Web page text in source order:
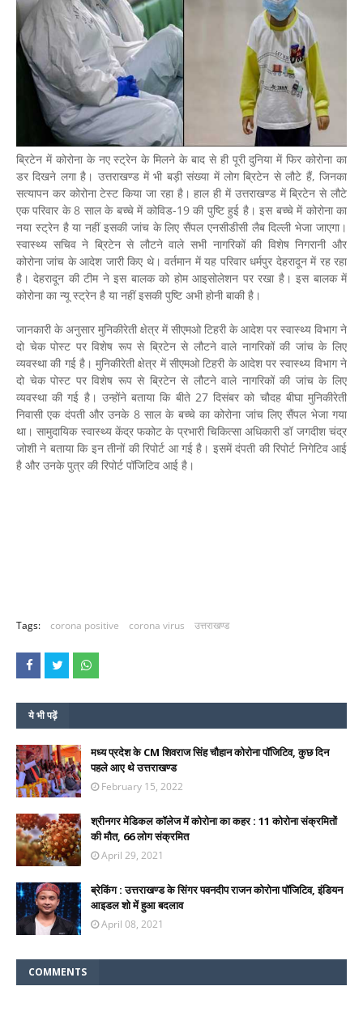
ब्रिटेन में कोरोना के नए स्ट्रेन के मिलने के बाद से ही पूरी दुनिया में फिर कोरोना का
डर दिखने लगा है। उत्तराखण्ड में भी बड़ी संख्या में लोग ब्रिटेन से लौटे हैं, जिनका
सत्यापन कर कोरोना टेस्ट किया जा रहा है। हाल ही में उत्तराखण्ड में ब्रिटेन से लौटे
एक परिवार के 8 साल के बच्चे में कोविड-19 की पुष्टि हुई है। इस बच्चे में कोरोना का
नया स्ट्रेन है या नहीं इसकी जांच के लिए सैंपल एनसीडीसी लैब दिल्ली भेजा जाएगा।
स्वास्थ्य सचिव ने ब्रिटेन से लौटने वाले सभी नागरिकों की विशेष निगरानी और
कोरोना जांच के आदेश जारी किए थे। वर्तमान में यह परिवार धर्मपुर देहरादून में रह रहा
है। देहरादून की टीम ने इस बालक को होम आइसोलेशन पर रखा है। इस बालक में
कोरोना का न्यू स्ट्रेन है या नहीं इसकी पुष्टि अभी होनी बाकी है।
जानकारी के अनुसार मुनिकीरेती क्षेत्र में सीएमओ टिहरी के आदेश पर स्वास्थ्य विभाग ने
दो चेक पोस्ट पर विशेष रूप से ब्रिटेन से लौटने वाले नागरिकों की जांच के लिए
व्यवस्था की गई है। मुनिकीरेती क्षेत्र में सीएमओ टिहरी के आदेश पर स्वास्थ्य विभाग ने
दो चेक पोस्ट पर विशेष रूप से ब्रिटेन से लौटने वाले नागरिकों की जांच के लिए
व्यवस्था की गई है। उन्होंने बताया कि बीते 27 दिसंबर को चौदह बीघा मुनिकीरेती
निवासी एक दंपती और उनके 8 साल के बच्चे का कोरोना जांच लिए सैंपल भेजा गया
था। सामुदायिक स्वास्थ्य केंद्र फकोट के प्रभारी चिकित्सा अधिकारी डॉ जगदीश चंद्र
जोशी ने बताया कि इन तीनों की रिपोर्ट आ गई है। इसमें दंपती की रिपोर्ट निगेटिव आई
है और उनके पुत्र की रिपोर्ट पॉजिटिव आई है।
Tags: corona positive corona virus उत्तराखण्ड
ये भी पढ़ें
मध्य प्रदेश के CM शिवराज सिंह चौहान कोरोना पॉजिटिव, कुछ दिन
पहले आए थे उत्तराखण्ड
February 15, 2022
श्रीनगर मेडिकल कॉलेज में कोरोना का कहर : 11 कोरोना संक्रमितों
की मौत, 66 लोग संक्रमित
April 29, 2021
ब्रेकिंग : उत्तराखण्ड के सिंगर पवनदीप राजन कोरोना पॉजिटिव, इंडियन
आइडल शो में हुआ बदलाव
April 08, 2021
COMMENTS